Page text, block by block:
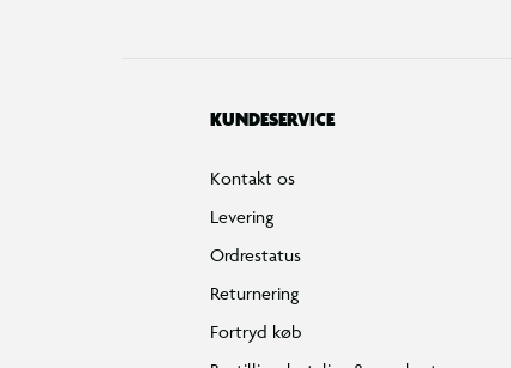
KUNDESERVICE
Kontakt os
Levering
Ordrestatus
Returnering
Fortryd køb